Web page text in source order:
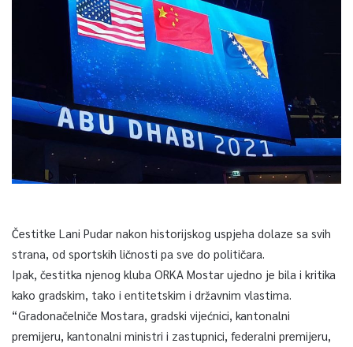
Čestitke Lani Pudar nakon historijskog uspjeha dolaze sa svih
strana, od sportskih ličnosti pa sve do političara.
Ipak, čestitka njenog kluba ORKA Mostar ujedno je bila i kritika
kako gradskim, tako i entitetskim i državnim vlastima.
“Gradonačelniče Mostara, gradski vijećnici, kantonalni
premijeru, kantonalni ministri i zastupnici, federalni premijeru,